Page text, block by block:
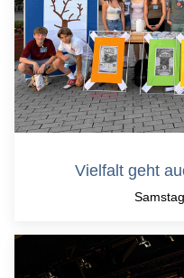
Vielfalt geht